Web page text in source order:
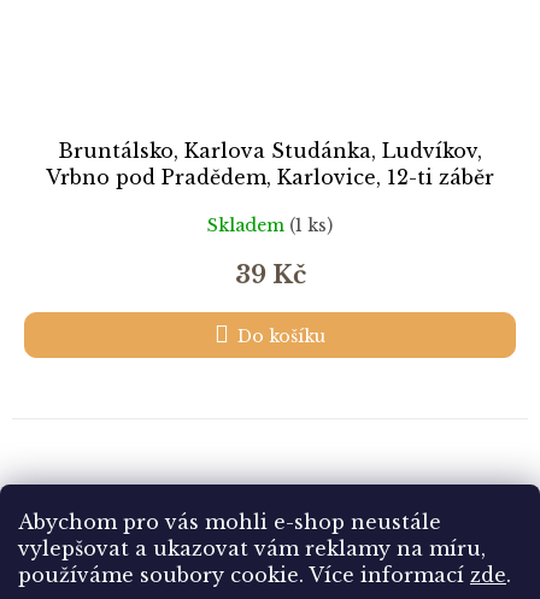
Abychom pro vás mohli e-shop neustále
vylepšovat a ukazovat vám reklamy na míru,
používáme soubory cookie. Více informací zde.
Bruntálsko, Karlova Studánka, Ludvíkov,
Vrbno pod Pradědem, Karlovice, 12-ti záběr
Skladem (1 ks)
39 Kč
Do košíku
O
v
l
á
položek celkem